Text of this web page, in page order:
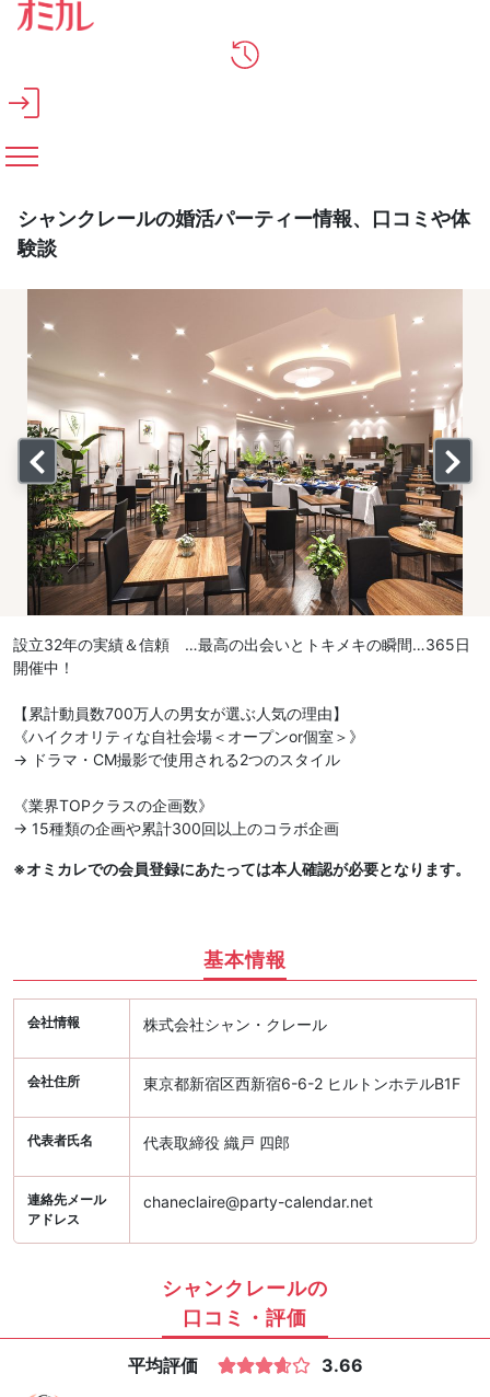
メインコンテンツへスキップ
シャンクレールの婚活パーティー情報、口コミや体
験談
設立32年の実績＆信頼 …最高の出会いとトキメキの瞬間…365日
開催中！
【累計動員数700万人の男女が選ぶ人気の理由】
《ハイクオリティな自社会場＜オープンor個室＞》
→ ドラマ・CM撮影で使用される2つのスタイル
《業界TOPクラスの企画数》
→ 15種類の企画や累計300回以上のコラボ企画
※オミカレでの会員登録にあたっては本人確認が必要となります。
基本情報
会社情報 株式会社シャン・クレール
会社住所 東京都新宿区西新宿6-6-2 ヒルトンホテルB1F
代表者氏名 代表取締役 織戸 四郎
連絡先メール
アドレス
chaneclaire@party-calendar.net
シャンクレールの
口コミ・評価
平均評価 3.66